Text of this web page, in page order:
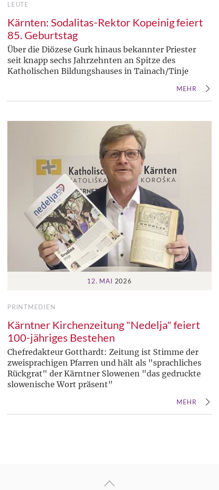
LEUTE
Kärnten: Sodalitas-Rektor Kopeinig feiert
85. Geburtstag
Über die Diözese Gurk hinaus bekannter Priester
seit knapp sechs Jahrzehnten an Spitze des
Katholischen Bildungshauses in Tainach/Tinje
MEHR
12. MAI 2026
PRINTMEDIEN
Kärntner Kirchenzeitung "Nedelja" feiert
100-jähriges Bestehen
Chefredakteur Gotthardt: Zeitung ist Stimme der
zweisprachigen Pfarren und hält als "sprachliches
Rückgrat" der Kärntner Slowenen "das gedruckte
slowenische Wort präsent"
MEHR